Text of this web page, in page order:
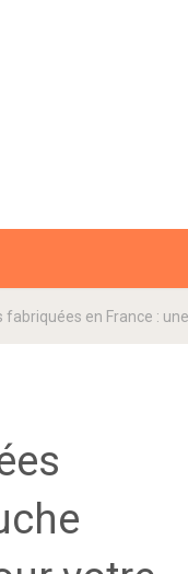
fabriquées en France :